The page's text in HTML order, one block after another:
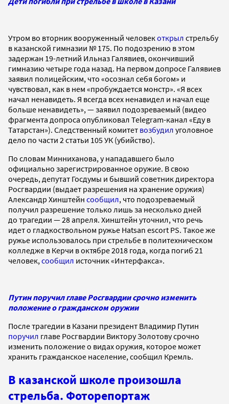
Утром во вторник вооруженный человекоткрыл стрельбу
в казанской гимназии № 175. По подозрению в этом
задержан 19-летний Ильназ Галявиев, окончивший
гимназию четыре года назад. На первом допросе Галявиев
заявил полицейским, что «осознал себя богом» и
чувствовал, как в нем «пробуждается монстр». «Я всех
начал ненавидеть. Я всегда всех ненавидел и начал еще
больше ненавидеть», — заявил подозреваемый (видео
фрагмента допроса опубликовал Telegram-канал «Еду в
Татарстан»). Следственный комитет возбудил уголовное
дело по части 2 статьи 105 УК (убийство).
По словам Минниханова, у нападавшего было
официально зарегистрированное оружие. В свою
очередь, депутат Госдумы и бывший советник директора
Росгвардии (выдает разрешения на хранение оружия)
Александр Хинштейн сообщил, что подозреваемый
получил разрешение только лишь за несколько дней
до трагедии — 28 апреля. Хинштейн уточнил, что речь
идет о гладкоствольном ружье Hatsan escort PS. Такое же
ружье использовалось при стрельбе в политехническом
колледже в Керчи в октябре 2018 года, когда погиб 21
человек, сообщил источник «Интерфакса».
Путин поручил главе Росгвардии срочно изменить
положение о гражданском оружии
После трагедии в Казани президент Владимир Путин
поручил главе Росгвардии Виктору Золотову срочно
изменить положение о видах оружия, которое может
хранить гражданское население, сообщил Кремль.
В казанской школе произошла
стрельба. Фоторепортаж